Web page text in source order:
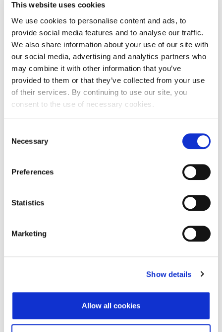
This website uses cookies
We use cookies to personalise content and ads, to
provide social media features and to analyse our traffic.
We also share information about your use of our site with
our social media, advertising and analytics partners who
may combine it with other information that you’ve
provided to them or that they’ve collected from your use
of their services. By continuing to use our site, you
consent to the use of necessary cookies.
Selection
Necessary
Preferences
Statistics
Marketing
Show details
Allow all cookies
Podaci o subjektu
Naziv subjekta
Identifikator subjekta u
Pravni oblik subjekta
Status subjekta
LEI vezanog subjekta
Potvrđeno kod
()
Datum isteka subjekta
-
Adresa pravnog oblika